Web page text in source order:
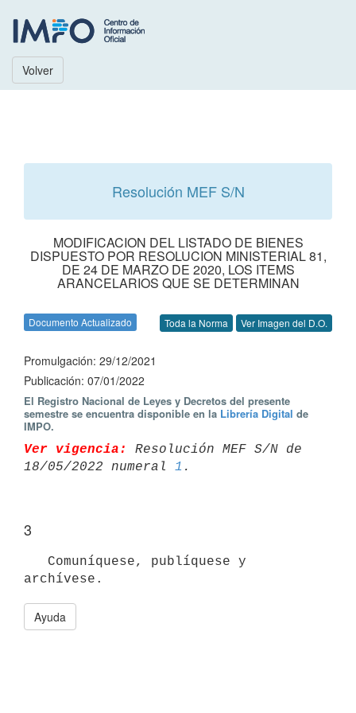
Volver
Resolución MEF S/N
MODIFICACION DEL LISTADO DE BIENES
DISPUESTO POR RESOLUCION MINISTERIAL 81,
DE 24 DE MARZO DE 2020, LOS ITEMS
ARANCELARIOS QUE SE DETERMINAN
Documento Actualizado Toda la Norma Ver Imagen del D.O.
Promulgación: 29/12/2021
Publicación: 07/01/2022
El Registro Nacional de Leyes y Decretos del presente
semestre se encuentra disponible en la Librería Digital de
IMPO.
Ver vigencia:
Resolución MEF S/N de
18/05/2022 numeral 1
3
Ayuda